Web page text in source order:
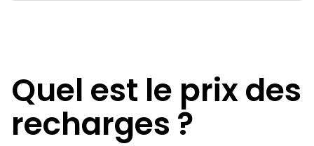
Quel est le prix des
recharges ?